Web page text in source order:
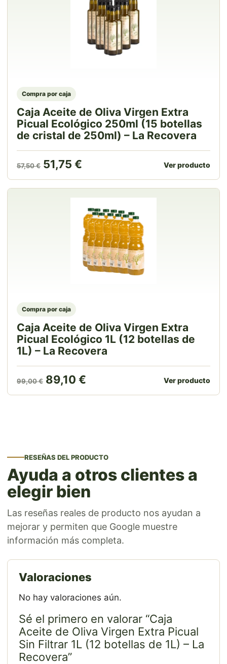
Compra por caja
Caja Aceite de Oliva Virgen Extra
Picual Ecológico 250ml (15 botellas
de cristal de 250ml) – La Recovera
57,50€ El precio original era: 57,50 €.
51,75 € El precio actual es: 51,75
Ver producto
Compra por caja
Caja Aceite de Oliva Virgen Extra
Picual Ecológico 1L (12 botellas de
1L) – La Recovera
99,00€ El precio original era: 99,00 €.
89,10 € El precio actual es: 89,10
Ver producto
RESEÑAS DEL PRODUCTO
Ayuda a otros clientes a
elegir bien
Las reseñas reales de producto nos ayudan a
mejorar y permiten que Google muestre
información más completa.
Valoraciones
No hay valoraciones aún.
Sé el primero en valorar “Caja
Aceite de Oliva Virgen Extra Picual
Sin Filtrar 1L (12 botellas de 1L) – La
Recovera”